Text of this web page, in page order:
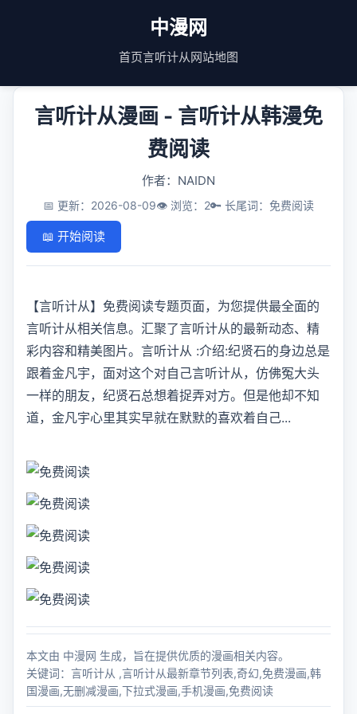
中漫网
首页言听计从网站地图
言听计从漫画 - 言听计从韩漫免
费阅读
作者：NAIDN
📅 更新：2026-08-09👁️ 浏览：2🔑 长尾词：免费阅读
📖 开始阅读
【言听计从】免费阅读专题页面，为您提供最全面的
言听计从相关信息。汇聚了言听计从的最新动态、精
彩内容和精美图片。言听计从 :介绍:纪贤石的身边总是
跟着金凡宇，面对这个对自己言听计从，仿佛冤大头
一样的朋友，纪贤石总想着捉弄对方。但是他却不知
道，金凡宇心里其实早就在默默的喜欢着自己...
本文由 中漫网 生成，旨在提供优质的漫画相关内容。
关键词：言听计从 ,言听计从最新章节列表,奇幻,免费漫画,韩
国漫画,无删减漫画,下拉式漫画,手机漫画,免费阅读